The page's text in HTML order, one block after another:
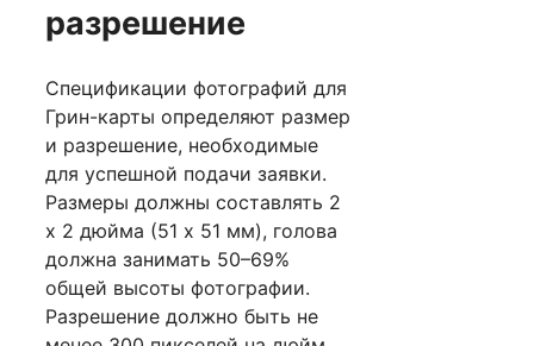
разрешение
Спецификации фотографий для
Грин-карты определяют размер
и разрешение, необходимые
для успешной подачи заявки.
Размеры должны составлять 2
х 2 дюйма (51 х 51 мм), голова
должна занимать 50–69%
общей высоты фотографии.
Разрешение должно быть не